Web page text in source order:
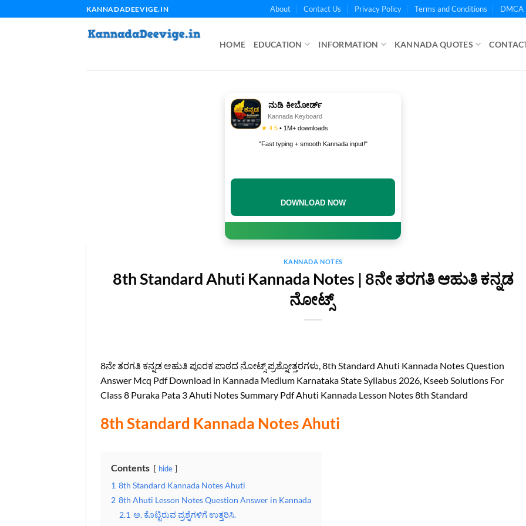
to
KANNADADEEVIGE.IN About Contact Us Privacy Policy Terms and Conditions DMCA
HOME EDUCATION INFORMATION KANNADA QUOTES
ನುಡಿ ಕೀಬೋರ್ಡ್
Kannada Keyboard
★ 4.5 • 1M+ downloads
"Fast typing + smooth Kannada input!"
DOWNLOAD NOW
KANNADA NOTES
8th Standard Ahuti Kannada Notes | 8ನೇ ತರಗತಿ ಆಹುತಿ ಕನ್ನಡ
ನೋಟ್ಸ್
8ನೇ ತರಗತಿ ಕನ್ನಡ ಆಹುತಿ ಪೂರಕ ಪಾಠದ ನೋಟ್ಸ್ ಪ್ರಶ್ನೋತ್ತರಗಳು, 8th Standard Ahuti Kannada Notes Question
Answer Mcq Pdf Download in Kannada Medium Karnataka State Syllabus 2026, Kseeb Solutions For
Class 8 Puraka Pata 3 Ahuti Notes Summary Pdf Ahuti Kannada Lesson Notes 8th Standard
8th Standard Kannada Notes Ahuti
Contents hide
1 8th Standard Kannada Notes Ahuti
2 8th Ahuti Lesson Notes Question Answer in Kannada
2.1 ಅ. ಕೊಟ್ಟಿರುವ ಪ್ರಶ್ನೆಗಳಿಗೆ ಉತ್ತರಿಸಿ.